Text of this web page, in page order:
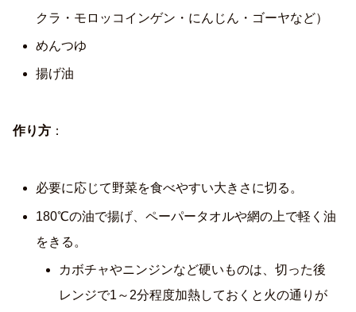
クラ・モロッコインゲン・にんじん・ゴーヤなど）
めんつゆ
揚げ油
作り方 ：
必要に応じて野菜を食べやすい大きさに切る。
180℃の油で揚げ、ペーパータオルや網の上で軽く油
をきる。
カボチャやニンジンなど硬いものは、切った後
レンジで1～2分程度加熱しておくと火の通りが